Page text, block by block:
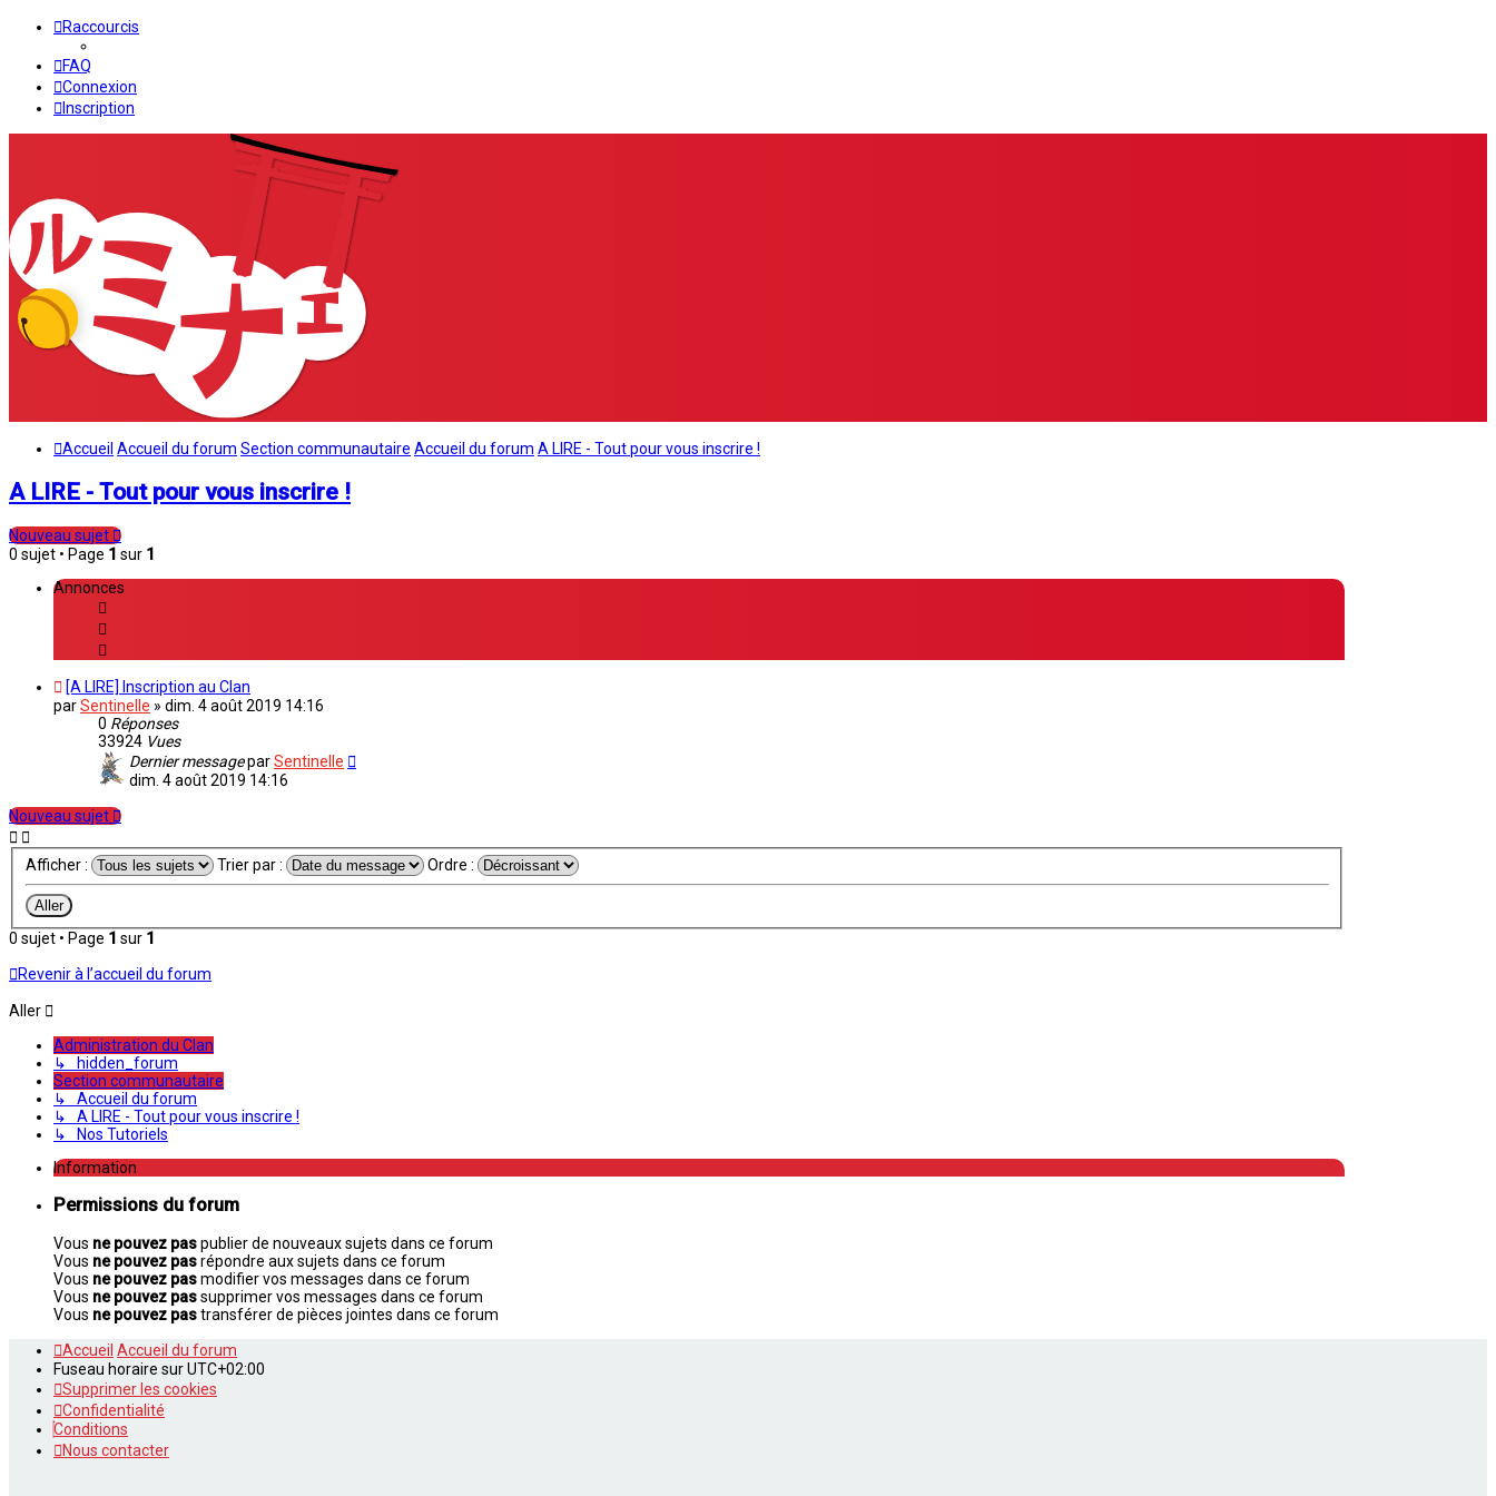
Raccourcis
FAQ
Connexion
Inscription
Accueil Accueil du forum Section communautaire Accueil du forum A LIRE - Tout pour vous inscrire !
A LIRE - Tout pour vous inscrire !
Nouveau sujet
0 sujet • Page 1 sur 1
Annonces
[A LIRE] Inscription au Clan
parSentinelle » dim. 4 août 2019 14:16
0 Réponses
33924 Vues
Dernier messageparSentinelle
dim. 4 août 2019 14:16
Nouveau sujet
Afficher : Trier par : Ordre :
0 sujet • Page 1 sur 1
Revenir à l’accueil du forum
Aller
Administration du Clan
↳ hidden_forum
Section communautaire
↳ Accueil du forum
↳ A LIRE - Tout pour vous inscrire !
↳ Nos Tutoriels
Information
Permissions du forum
Vous ne pouvez paspublier de nouveaux sujets dans ce forum
Vous ne pouvez pasrépondre aux sujets dans ce forum
Vous ne pouvez pasmodifier vos messages dans ce forum
Vous ne pouvez passupprimer vos messages dans ce forum
Vous ne pouvez pastransférer de pièces jointes dans ce forum
Accueil Accueil du forum
Fuseau horaire surUTC+02:00
Supprimer les cookies
Confidentialité
Conditions
Nous contacter